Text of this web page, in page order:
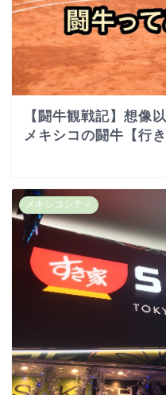
【闘牛観戦記】想像
メキシコの闘牛【行
メキシコシティ